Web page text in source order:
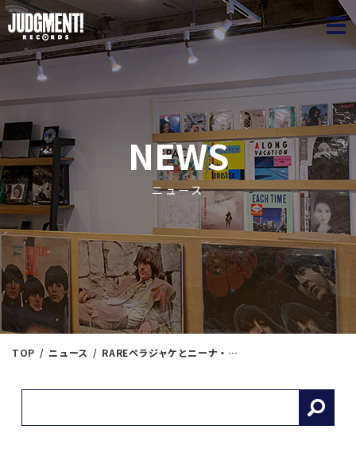
NEWS
ニュース
TOP ニュース RAREペラジャケとニーナ・シモン有！ JAZZ＜新入荷情報＞ 11/3（金）20：10出品 ※通販リスト付